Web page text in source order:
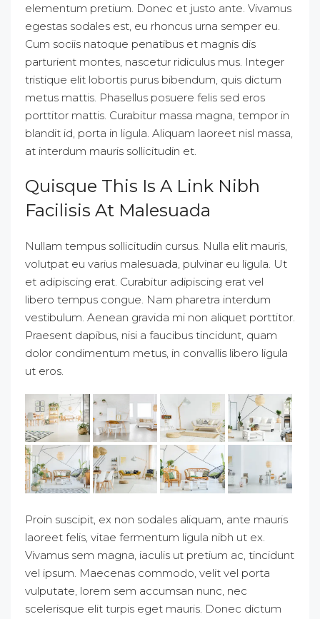
elementum pretium. Donec et justo ante. Vivamus
egestas sodales est, eu rhoncus urna semper eu.
Cum sociis natoque penatibus et magnis dis
parturient montes, nascetur ridiculus mus. Integer
tristique elit lobortis purus bibendum, quis dictum
metus mattis. Phasellus posuere felis sed eros
porttitor mattis. Curabitur massa magna, tempor in
blandit id, porta in ligula. Aliquam laoreet nisl massa,
at interdum mauris sollicitudin et.
Quisque This Is A Link Nibh
Facilisis At Malesuada
Nullam tempus sollicitudin cursus. Nulla elit mauris,
volutpat eu varius malesuada, pulvinar eu ligula. Ut
et adipiscing erat. Curabitur adipiscing erat vel
libero tempus congue. Nam pharetra interdum
vestibulum. Aenean gravida mi non aliquet porttitor.
Praesent dapibus, nisi a faucibus tincidunt, quam
dolor condimentum metus, in convallis libero ligula
ut eros.
Proin suscipit, ex non sodales aliquam, ante mauris
laoreet felis, vitae fermentum ligula nibh ut ex.
Vivamus sem magna, iaculis ut pretium ac, tincidunt
vel ipsum. Maecenas commodo, velit vel porta
vulputate, lorem sem accumsan nunc, nec
scelerisque elit turpis eget mauris. Donec dictum